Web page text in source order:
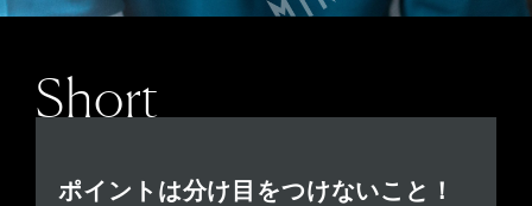
Short
ポイントは分け目をつけないこと！